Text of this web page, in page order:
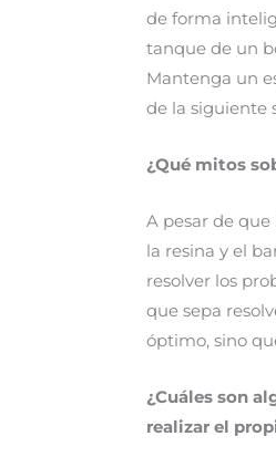
de forma
tanque de un
Mantenga un
de la siguiente
¿Qué mitos
A pesar de
la resina y el
resolver los
que sepa
óptimo, sino
¿Cuáles son
realizar el